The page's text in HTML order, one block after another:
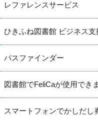
レファレンスサービス
ひきふね図書館 ビジネス支
パスファインダー
図書館でFeliCaが使用でき
スマートフォンでかしだし